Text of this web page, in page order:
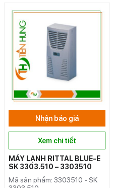
Nhận báo giá
Xem chi tiết
MÁY LẠNH RITTAL BLUE-E
SK 3303.510 – 3303510
Mã sản phẩm: 3303510 - SK